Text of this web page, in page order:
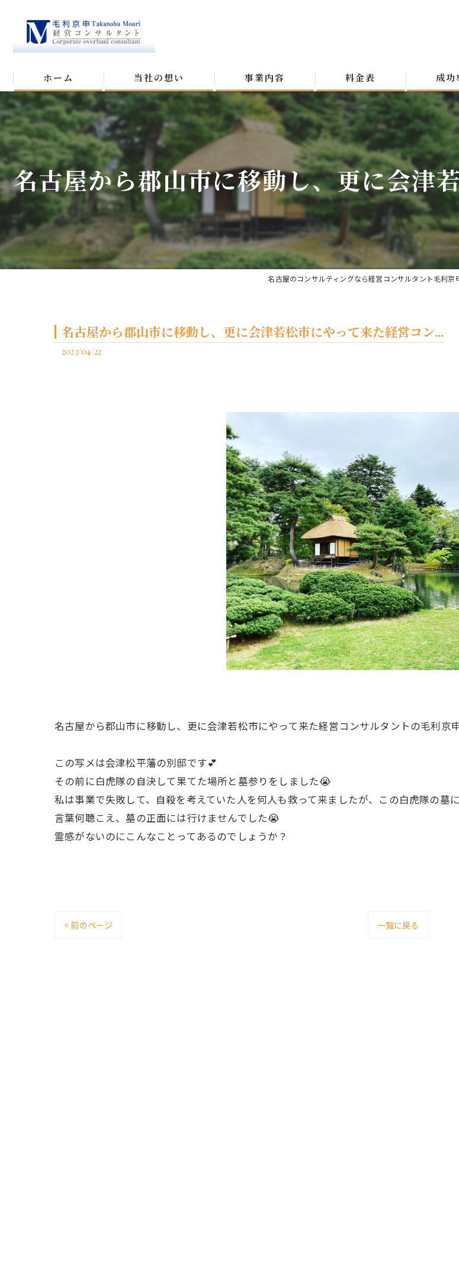
ホーム 当社の想い 事業内容 料金表 成功
名古屋から郡山市に移動し、更に会津
名古屋のコンサルティングなら経営コンサルタント毛利京
名古屋から郡山市に移動し、更に会津若松市にやって来た経営コン...
2023/04/22
名古屋から郡山市に移動し、更に会津若松市にやって来た経営コンサルタントの毛利京申
この写メは会津松平藩の別邸です💕
その前に白虎隊の自決して果てた場所と墓参りをしました😭
私は事業で失敗して、自殺を考えていた人を何人も救って来ましたが、この白虎隊の墓
言葉何聴こえ、墓の正面には行けませんでした😭
霊感がないのにこんなことってあるのでしょうか？
< 前のページ 一覧に戻る